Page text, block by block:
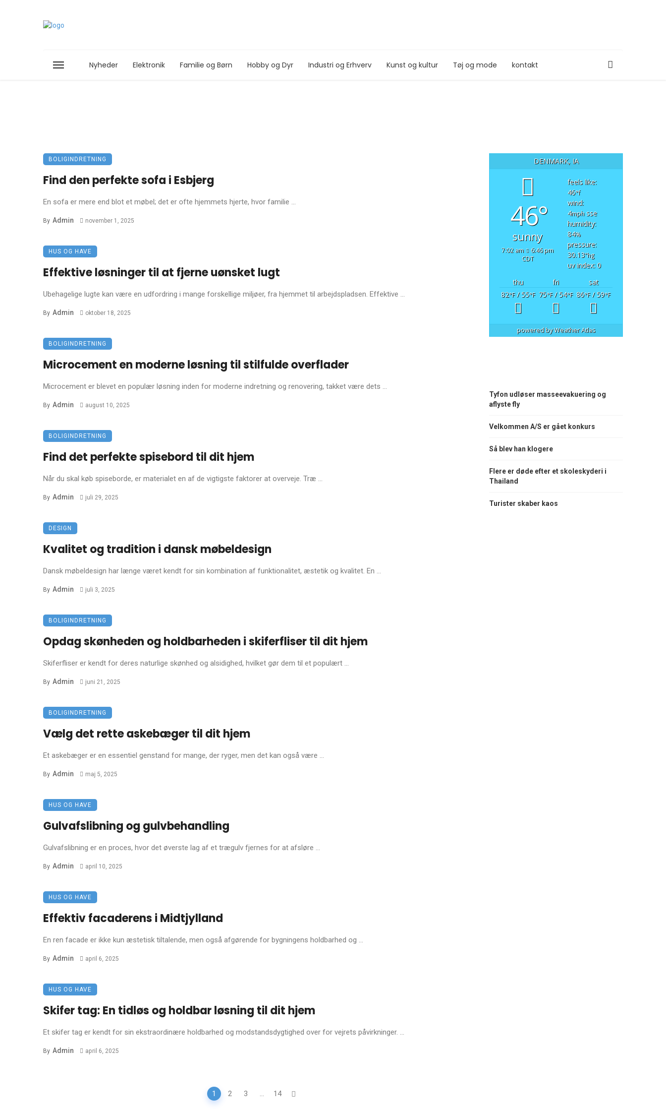
Nyheder Elektronik Familie og Børn Hobby og Dyr Industri og Erhverv Kunst og kultur Tøj og mode kontakt
BOLIGINDRETNING
Find den perfekte sofa i Esbjerg
En sofa er mere end blot et møbel; det er ofte hjemmets hjerte, hvor familie ...
By Admin november 1, 2025
HUS OG HAVE
Effektive løsninger til at fjerne uønsket lugt
Ubehagelige lugte kan være en udfordring i mange forskellige miljøer, fra hjemmet til arbejdspladsen. Effektive ...
By Admin oktober 18, 2025
BOLIGINDRETNING
Microcement en moderne løsning til stilfulde overflader
Microcement er blevet en populær løsning inden for moderne indretning og renovering, takket være dets ...
By Admin august 10, 2025
BOLIGINDRETNING
Find det perfekte spisebord til dit hjem
Når du skal køb spiseborde, er materialet en af de vigtigste faktorer at overveje. Træ ...
By Admin juli 29, 2025
DESIGN
Kvalitet og tradition i dansk møbeldesign
Dansk møbeldesign har længe været kendt for sin kombination af funktionalitet, æstetik og kvalitet. En ...
By Admin juli 3, 2025
BOLIGINDRETNING
Opdag skønheden og holdbarheden i skiferfliser til dit hjem
Skiferfliser er kendt for deres naturlige skønhed og alsidighed, hvilket gør dem til et populært ...
By Admin juni 21, 2025
BOLIGINDRETNING
Vælg det rette askebæger til dit hjem
Et askebæger er en essentiel genstand for mange, der ryger, men det kan også være ...
By Admin maj 5, 2025
HUS OG HAVE
Gulvafslibning og gulvbehandling
Gulvafslibning er en proces, hvor det øverste lag af et trægulv fjernes for at afsløre ...
By Admin april 10, 2025
HUS OG HAVE
Effektiv facaderens i Midtjylland
En ren facade er ikke kun æstetisk tiltalende, men også afgørende for bygningens holdbarhed og ...
By Admin april 6, 2025
HUS OG HAVE
Skifer tag: En tidløs og holdbar løsning til dit hjem
Et skifer tag er kendt for sin ekstraordinære holdbarhed og modstandsdygtighed over for vejrets påvirkninger. ...
By Admin april 6, 2025
1 2 3 ... 14
DENMARK, IA
46°
sunny
7:02 am
6:46 pm
CDT
feels like:
46°f
wind:
4mphsse
humidity:
84%
pressure:
30.13"hg
uv index: 0
thu
fri
sat
82°F/ 55°F 75°F/ 54°F 86°F/ 59°F
powered byWeather Atlas
Tyfon udløser masseevakuering og
aflyste fly
Velkommen A/S er gået konkurs
Så blev han klogere
Flere er døde efter et skoleskyderi i
Thailand
Turister skaber kaos